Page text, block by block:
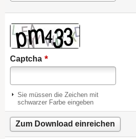
Captcha *
Sie müssen die Zeichen mit
schwarzer Farbe eingeben